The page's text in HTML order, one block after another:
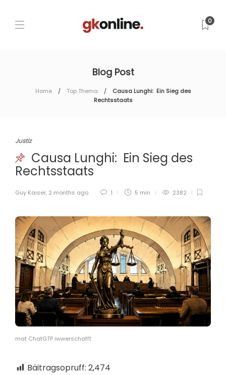
0
Blog Post
Home Top Thema
Causa Lunghi: Ein Sieg des
Rechtsstaats
Justiz
Causa Lunghi: Ein Sieg des
Rechtsstaats
Guy Kaiser, 2 months ago 1 5 min 2382
mat ChatGTP iwwerschafft
Bäitragsopruff: 2,474